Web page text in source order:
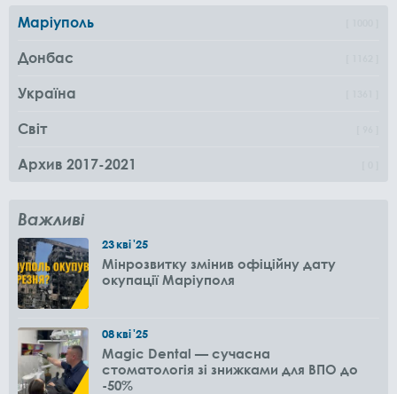
Маріуполь
Донбас
Україна
Світ
Архив 2017-2021
Важливі
23кві'25
Мінрозвитку змінив офіційну дату
окупації Маріуполя
08кві'25
Magic Dental — сучасна
стоматологія зі знижками для ВПО до
-50%